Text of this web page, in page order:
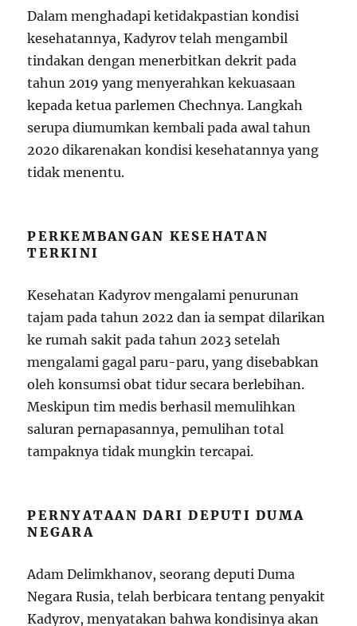
Dalam menghadapi ketidakpastian kondisi
kesehatannya, Kadyrov telah mengambil
tindakan dengan menerbitkan dekrit pada
tahun 2019 yang menyerahkan kekuasaan
kepada ketua parlemen Chechnya. Langkah
serupa diumumkan kembali pada awal tahun
2020 dikarenakan kondisi kesehatannya yang
tidak menentu.
PERKEMBANGAN KESEHATAN
TERKINI
Kesehatan Kadyrov mengalami penurunan
tajam pada tahun 2022 dan ia sempat dilarikan
ke rumah sakit pada tahun 2023 setelah
mengalami gagal paru-paru, yang disebabkan
oleh konsumsi obat tidur secara berlebihan.
Meskipun tim medis berhasil memulihkan
saluran pernapasannya, pemulihan total
tampaknya tidak mungkin tercapai.
PERNYATAAN DARI DEPUTI DUMA
NEGARA
Adam Delimkhanov, seorang deputi Duma
Negara Rusia, telah berbicara tentang penyakit
Kadyrov, menyatakan bahwa kondisinya akan